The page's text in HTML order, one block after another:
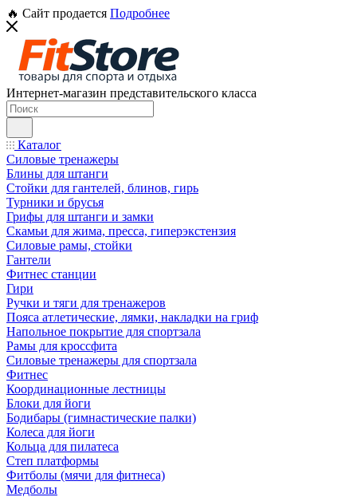
🔥 Сайт продается Подробнее
Интернет-магазин представительского класса
Каталог
Силовые тренажеры
Блины для штанги
Стойки для гантелей, блинов, гирь
Турники и брусья
Грифы для штанги и замки
Скамьи для жима, пресса, гиперэкстензия
Силовые рамы, стойки
Гантели
Фитнес станции
Гири
Ручки и тяги для тренажеров
Пояса атлетические, лямки, накладки на гриф
Напольное покрытие для спортзала
Рамы для кроссфита
Силовые тренажеры для спортзала
Фитнес
Координационные лестницы
Блоки для йоги
Бодибары (гимнастические палки)
Колеса для йоги
Кольца для пилатеса
Степ платформы
Фитболы (мячи для фитнеса)
Медболы